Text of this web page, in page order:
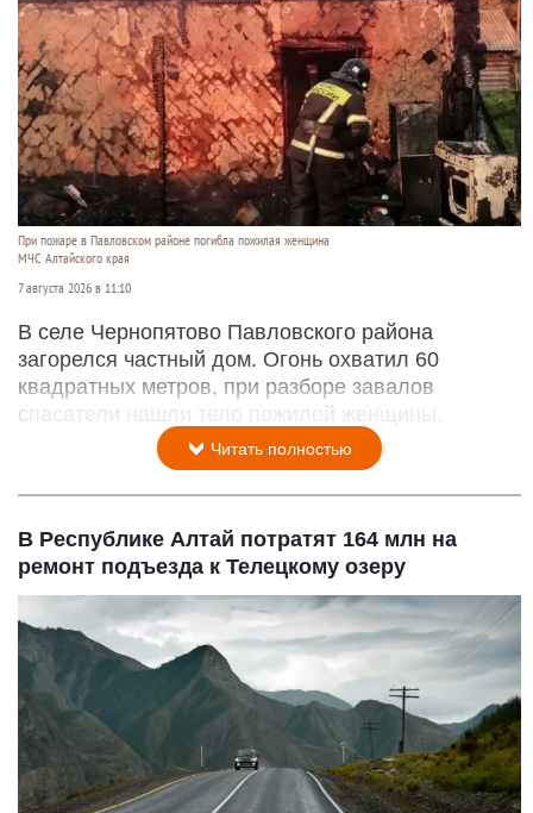
При пожаре в Павловском районе погибла пожилая женщина
МЧС Алтайского края
7 августа 2026 в 11:10
В селе Чернопятово Павловского района
загорелся частный дом. Огонь охватил 60
квадратных метров, при разборе завалов
спасатели нашли тело пожилой женщины.
Читать полностью
В Республике Алтай потратят 164 млн на
ремонт подъезда к Телецкому озеру